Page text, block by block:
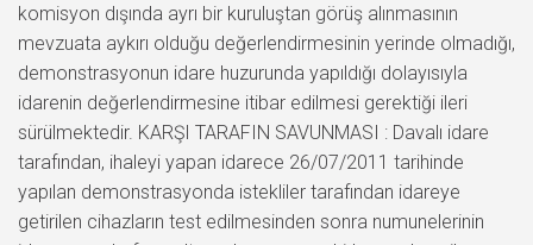
komisyon dışında ayrı bir kuruluştan görüş alınmasının
mevzuata aykırı olduğu değerlendirmesinin yerinde olmadığı,
demonstrasyonun idare huzurunda yapıldığı dolayısıyla
idarenin değerlendirmesine itibar edilmesi gerektiği ileri
sürülmektedir. KARŞI TARAFIN SAVUNMASI : Davalı idare
tarafından, ihaleyi yapan idarece 26/07/2011 tarihinde
yapılan demonstrasyonda istekliler tarafından idareye
getirilen cihazların test edilmesinden sonra numunelerinin